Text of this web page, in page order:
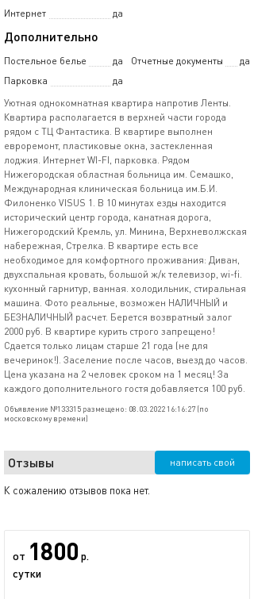
Интернет
да
Дополнительно
Постельное белье да Отчетные документы
да
Парковка
да
Уютная однокомнатная квартира напротив Ленты.
Квартира располагается в верхней части города
рядом с ТЦ Фантастика. В квартире выполнен
евроремонт, пластиковые окна, застекленная
лоджия. Интернет WI-FI, парковка. Рядом
Нижегородская областная больница им. Семашко,
Международная клиническая больница им.Б.И.
Филоненко VISUS 1. В 10 минутах езды находится
исторический центр города, канатная дорога,
Нижегородский Кремль, ул. Минина, Верхневолжская
набережная, Стрелка. В квартире есть все
необходимое для комфортного проживания: Диван,
двухспальная кровать, большой ж/к телевизор, wi-fi.
кухонный гарнитур, ванная. холодильник, стиральная
машина. Фото реальные, возможен НАЛИЧНЫЙ и
БЕЗНАЛИЧНЫЙ расчет. Берется возвратный залог
2000 руб. В квартире курить строго запрещено!
Сдается только лицам старше 21 года (не для
вечеринок!). Заселение после часов, выезд до часов.
Цена указана на 2 человек сроком на 1 месяц! За
каждого дополнительного гостя добавляется 100 руб.
Объявление №133315 размещено: 08.03.2022 16:16:27 (по
московскому времени)
Отзывы написать свой
К сожалению отзывов пока нет.
от 1800 р.
сутки